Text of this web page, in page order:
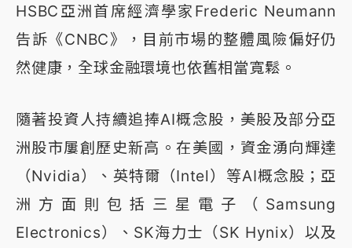
HSBC亞洲首席經濟學家Frederic Neumann
告訴《CNBC》，目前市場的整體風險偏好仍
然健康，全球金融環境也依舊相當寬鬆。
隨著投資人持續追捧AI概念股，美股及部分亞
洲股市屢創歷史新高。在美國，資金湧向輝達
（Nvidia）、英特爾（Intel）等AI概念股；亞
洲方面則包括三星電子（Samsung
Electronics）、SK海力士（SK Hynix）以及